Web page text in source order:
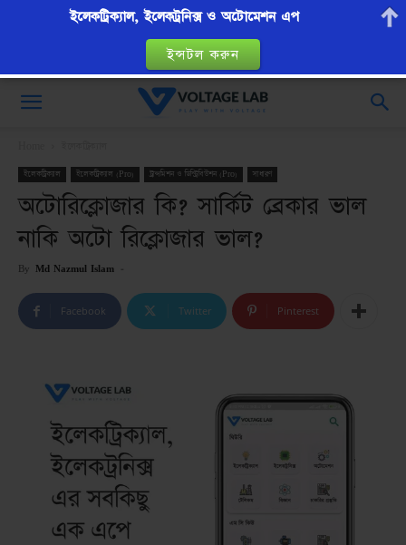
VoltageLab
ইলেকট্রিক্যাল ইলেকট্রিক্যাল (Pro) ট্রান্সমিশন ও ডিস্ট্রিবিউশন (Pro) সাধারণ
অটোরিক্লোজার কি? সার্কিট ব্রেকার ভাল
নাকি অটো রিক্লোজার ভাল?
By Md Nazmul Islam -
Facebook Twitter Pinterest
ইলেকট্রিক্যাল, ইলেকট্রনিক্স ও অটোমেশন এপ
ইন্সটল করুন